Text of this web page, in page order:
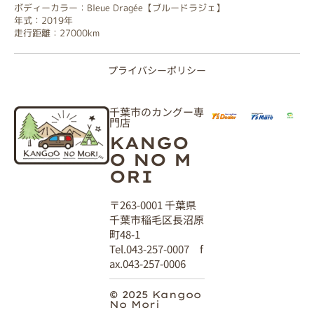
ボディーカラー：Bleue Dragée【ブルードラジェ】
年式：2019年
走行距離：27000km
プライバシーポリシー
千葉市のカングー専
門店
KANGO
O NO M
ORI
〒263-0001 千葉県
千葉市稲毛区長沼原
町48-1
Tel.043-257-0007 f
ax.043-257-0006
© 2025 Kangoo
No Mori